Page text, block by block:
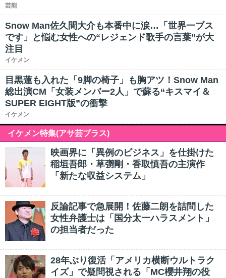
芸能
Snow Man佐久間大介も本番中に涙…「世界一ブス
です」と悩む女性への“レジェンド歌手の言葉”が大
注目
イケメン
目黒蓮も入れた「9脚の椅子」も胸アツ！Snow Man
総出演CM「女装メンバー2人」で蘇る“キスマイ＆
SUPER EIGHT版”の衝撃
イケメン
イケメン特集(アサ芸プラス)
映画界に「異例のビジネス」を仕掛けた
稲垣吾郎・草彅剛・香取慎吾の主演作
「新たな収益システム」
反論記事で急展開！佐藤二朗を詰問した
女性弁護士は「国分太一ハラスメント」
の担当者だった
28年ぶり復活「アメリカ横断ウルトラク
イズ」で疑問視される「MC櫻井翔の役